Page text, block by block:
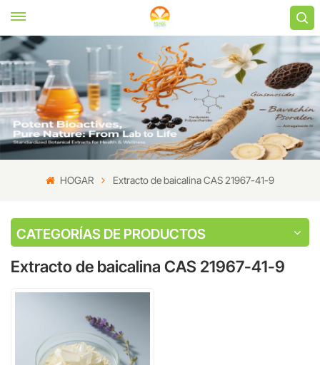
HOGAR Extracto de baicalina CAS 21967-41-9
CATEGORÍAS DE PRODUCTOS
Extracto de baicalina CAS 21967-41-9